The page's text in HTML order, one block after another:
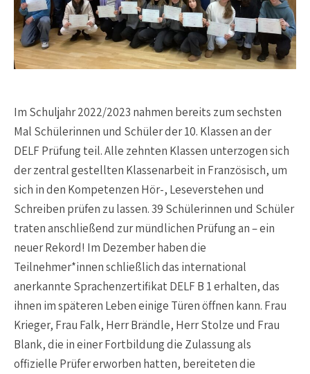
Im Schuljahr 2022/2023 nahmen bereits zum sechsten
Mal Schülerinnen und Schüler der 10. Klassen an der
DELF Prüfung teil. Alle zehnten Klassen unterzogen sich
der zentral gestellten Klassenarbeit in Französisch, um
sich in den Kompetenzen Hör-, Leseverstehen und
Schreiben prüfen zu lassen. 39 Schülerinnen und Schüler
traten anschließend zur mündlichen Prüfung an – ein
neuer Rekord! Im Dezember haben die
Teilnehmer*innen schließlich das international
anerkannte Sprachenzertifikat DELF B 1 erhalten, das
ihnen im späteren Leben einige Türen öffnen kann. Frau
Krieger, Frau Falk, Herr Brändle, Herr Stolze und Frau
Blank, die in einer Fortbildung die Zulassung als
offizielle Prüfer erworben hatten, bereiteten die